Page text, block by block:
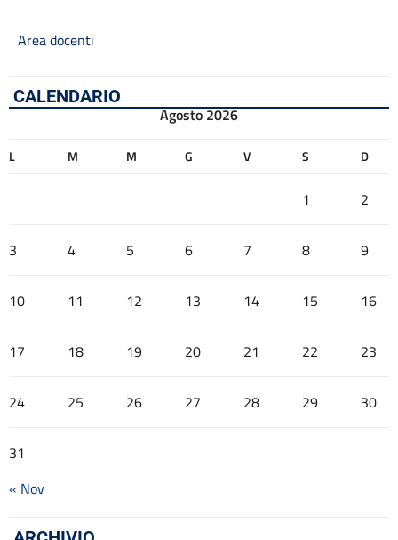
Area docenti
CALENDARIO
Agosto 2026
L M M G V S D
1 2
3 4 5 6 7 8 9
10 11 12 13 14 15 16
17 18 19 20 21 22 23
24 25 26 27 28 29 30
31
« Nov